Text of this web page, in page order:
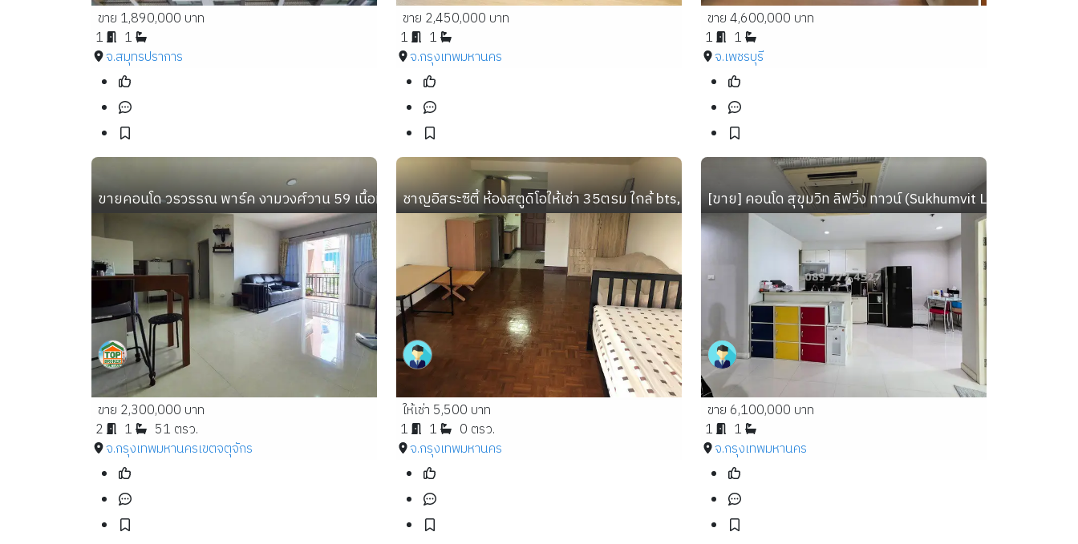
ขาย 1,890,000 บาท
1
1
จ.สมุทรปราการ
ขาย 2,450,000 บาท
1
1
จ.กรุงเทพมหานคร
ขาย 4,600,000 บาท
1
1
จ.เพชรบุรี
ขายคอนโด วรวรรณ พาร์ค งามวงศ์วาน 59 เนื้อที่ 51.48 ตร.ม. 2 นอน 1 น้ำ
ขาย 2,300,000 บาท
2
1
51 ตรว.
จ.กรุงเทพมหานครเขตจตุจักร
ชาญอิสระซิตี้ ห้องสตูดิโอให้เช่า 35ตรม ใกล้ bts, mrt บางหว้า  ห้องแอร์ พร้อมอยู่ ห้องแอร์.
ให้เช่า 5,500 บาท
1
1
0 ตรว.
จ.กรุงเทพมหานคร
[ขาย] คอนโด สุขุมวิท ลิฟวิ่ง ทาวน์ (Sukhumvit Living Town)
ขาย 6,100,000 บาท
1
1
จ.กรุงเทพมหานคร